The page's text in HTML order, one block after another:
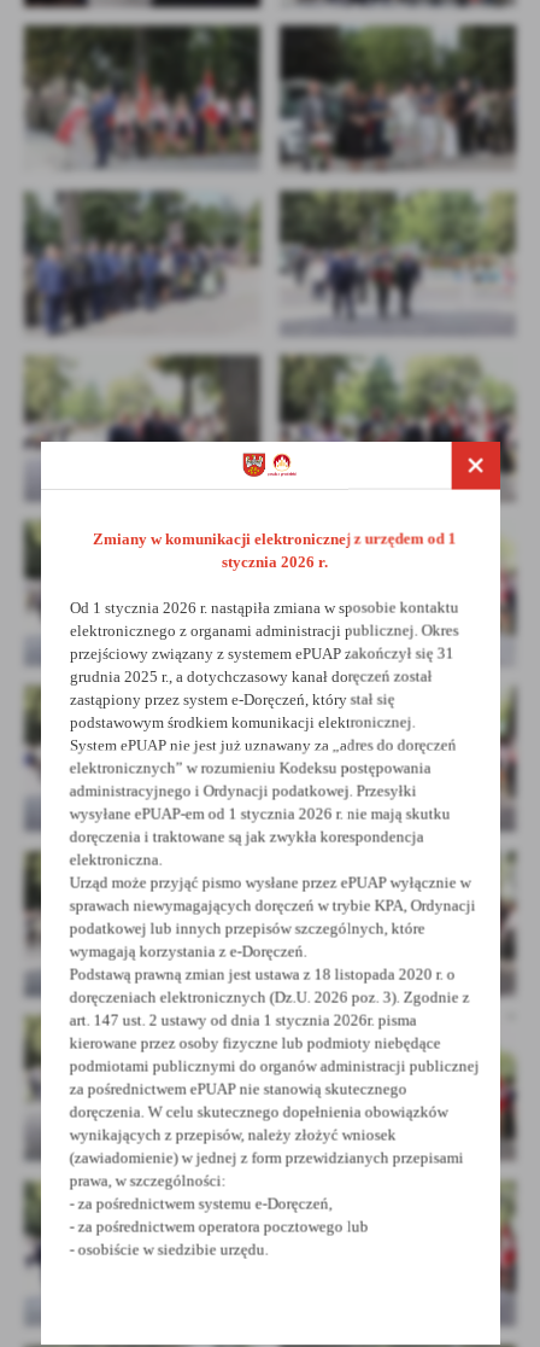
treści w postaci wiadomości, ofert, komunikatów mediów
społecznościowych.
Zmiany w komunikacji elektronicznej z urzędem od 1
stycznia 2026 r.
Od 1 stycznia 2026 r. nastąpiła zmiana w sposobie kontaktu
elektronicznego z organami administracji publicznej. Okres
przejściowy związany z systemem ePUAP zakończył się 31
grudnia 2025 r., a dotychczasowy kanał doręczeń został
zastąpiony przez system e-Doręczeń, który stał się
podstawowym środkiem komunikacji elektronicznej.
System ePUAP nie jest już uznawany za „adres do doręczeń
elektronicznych” w rozumieniu Kodeksu postępowania
administracyjnego i Ordynacji podatkowej. Przesyłki
wysyłane ePUAP-em od 1 stycznia 2026 r. nie mają skutku
doręczenia i traktowane są jak zwykła korespondencja
elektroniczna.
Urząd może przyjąć pismo wysłane przez ePUAP wyłącznie w
sprawach niewymagających doręczeń w trybie KPA, Ordynacji
podatkowej lub innych przepisów szczególnych, które
wymagają korzystania z e-Doręczeń.
Podstawą prawną zmian jest ustawa z 18 listopada 2020 r. o
doręczeniach elektronicznych (Dz.U. 2026 poz. 3). Zgodnie z
art. 147 ust. 2 ustawy od dnia 1 stycznia 2026r. pisma
kierowane przez osoby fizyczne lub podmioty niebędące
podmiotami publicznymi do organów administracji publicznej
za pośrednictwem ePUAP nie stanowią skutecznego
doręczenia. W celu skutecznego dopełnienia obowiązków
wynikających z przepisów, należy złożyć wniosek
(zawiadomienie) w jednej z form przewidzianych przepisami
prawa, w szczególności:
- za pośrednictwem systemu e-Doręczeń,
- za pośrednictwem operatora pocztowego lub
- osobiście w siedzibie urzędu.